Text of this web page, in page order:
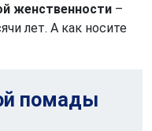
женственности –
лет. А как носите
помады